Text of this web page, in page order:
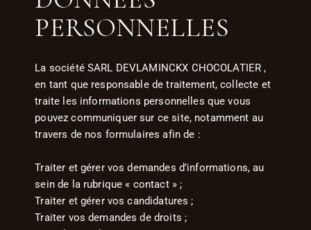
PERSONNELLES
La société SARL DEVLAMINCKX CHOCOLATIER ,
en tant que responsable de traitement, collecte et
traite les informations personnelles que vous
pouvez communiquer sur ce site, notamment au
travers de nos formulaires afin de :
Traiter et gérer vos demandes d’informations, au
sein de la rubrique « contact » ;
Traiter et gérer vos candidatures ;
Traiter vos demandes de droits ;